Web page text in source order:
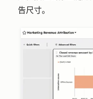
告尺寸。